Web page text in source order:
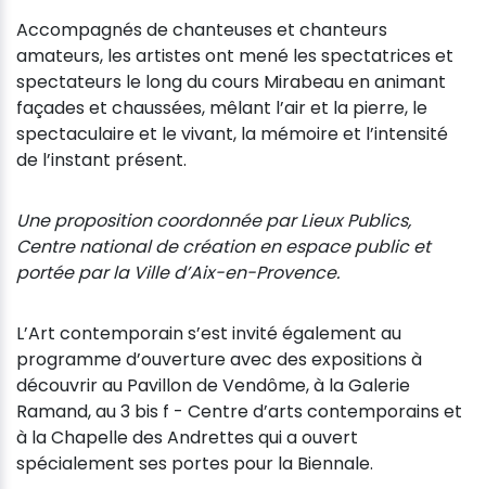
Accompagnés de chanteuses et chanteurs
amateurs, les artistes ont mené les spectatrices et
spectateurs le long du cours Mirabeau en animant
façades et chaussées, mêlant l’air et la pierre, le
spectaculaire et le vivant, la mémoire et l’intensité
de l’instant présent.
Une proposition coordonnée par Lieux Publics,
Centre national de création en espace public et
portée par la Ville d’Aix-en-Provence.
L’Art contemporain s’est invité également au
programme d’ouverture avec des expositions à
découvrir au Pavillon de Vendôme, à la Galerie
Ramand, au 3 bis f - Centre d’arts contemporains et
à la Chapelle des Andrettes qui a ouvert
spécialement ses portes pour la Biennale.